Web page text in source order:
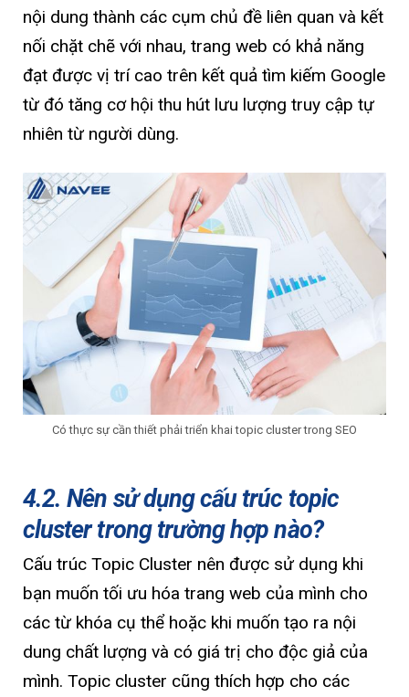
nội dung thành các cụm chủ đề liên quan và kết
nối chặt chẽ với nhau, trang web có khả năng
đạt được vị trí cao trên kết quả tìm kiếm Google
từ đó tăng cơ hội thu hút lưu lượng truy cập tự
nhiên từ người dùng.
Có thực sự cần thiết phải triển khai topic cluster trong SEO
4.2. Nên sử dụng cấu trúc topic
cluster trong trường hợp nào?
Cấu trúc Topic Cluster nên được sử dụng khi
bạn muốn tối ưu hóa trang web của mình cho
các từ khóa cụ thể hoặc khi muốn tạo ra nội
dung chất lượng và có giá trị cho độc giả của
mình. Topic cluster cũng thích hợp cho các